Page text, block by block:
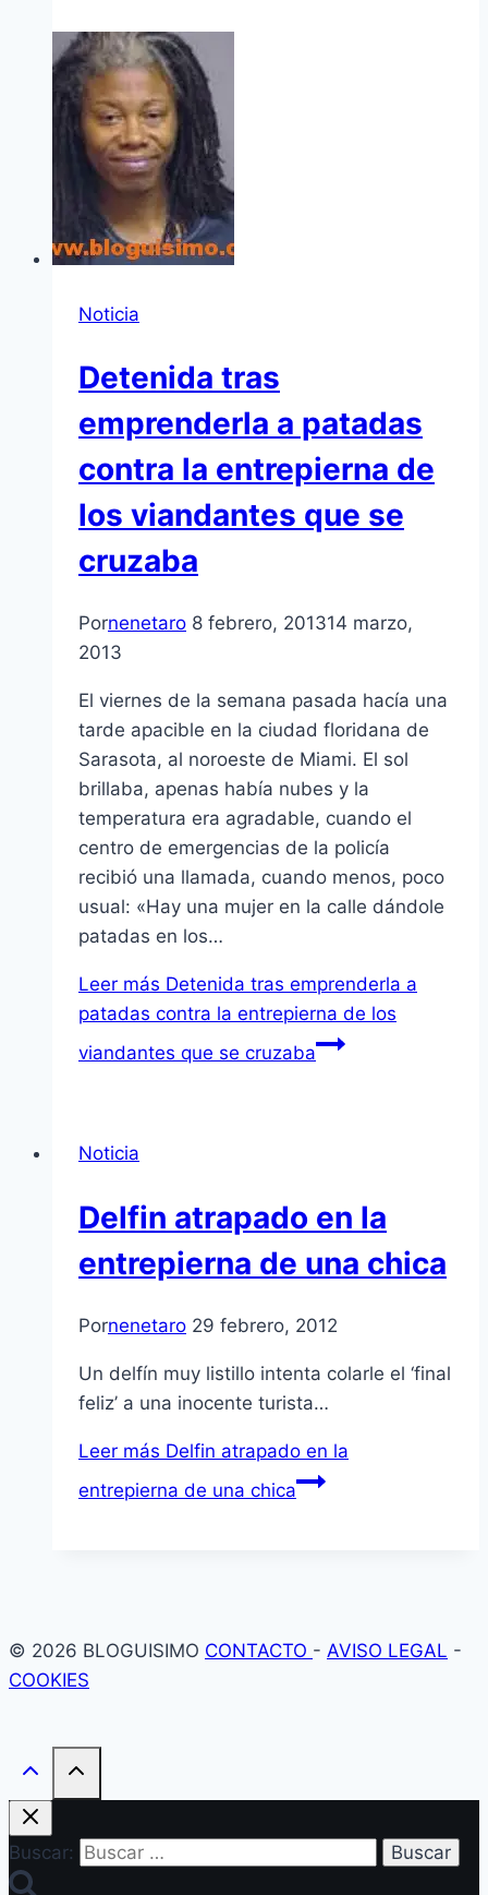
Noticia
Detenida tras
emprenderla a patadas
contra la entrepierna de
los viandantes que se
cruzaba
Pornenetaro 8 febrero, 201314 marzo,
2013
El viernes de la semana pasada hací­a una
tarde apacible en la ciudad floridana de
Sarasota, al noroeste de Miami. El sol
brillaba, apenas habí­a nubes y la
temperatura era agradable, cuando el
centro de emergencias de la policí­a
recibió una llamada, cuando menos, poco
usual: «Hay una mujer en la calle dándole
patadas en los…
Leer más Detenida tras emprenderla a
patadas contra la entrepierna de los
viandantes que se cruzaba
Noticia
Delfin atrapado en la
entrepierna de una chica
Pornenetaro 29 febrero, 2012
Un delfí­n muy listillo intenta colarle el ‘final
feliz’ a una inocente turista…
Leer más Delfin atrapado en la
entrepierna de una chica
© 2026 BLOGUISIMO CONTACTO - AVISO LEGAL -
COOKIES
Buscar: